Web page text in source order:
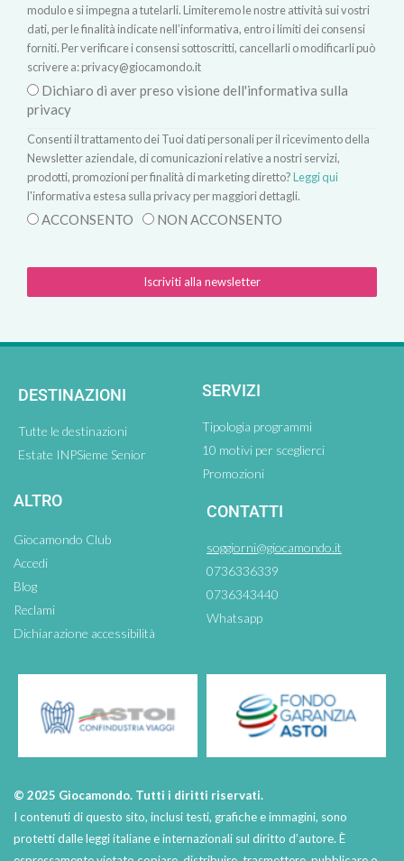
modulo e si impegna a tutelarli. Limiteremo le nostre attività sui vostri
dati, per le finalità indicate nell’informativa, entro i limiti dei consensi
forniti. Per verificare i consensi sottoscritti, cancellarli o modificarli può
scrivere a:privacy@giocamondo.it
Dichiaro di aver preso visione dell'informativa sulla
privacy
Consenti il trattamento dei Tuoi dati personali per il ricevimento della
Newsletter aziendale, di comunicazioni relative a nostri servizi,
prodotti, promozioni per finalità di marketing diretto?Leggi qui
l'informativa estesa sulla privacy per maggiori dettagli.
ACCONSENTO NON ACCONSENTO
Iscriviti alla newsletter
DESTINAZIONI
Tutte le destinazioni
Estate INPSieme Senior
SERVIZI
Tipologia programmi
10 motivi per sceglierci
Promozioni
ALTRO
Giocamondo Club
Accedi
Blog
Reclami
Dichiarazione accessibilità
CONTATTI
soggiorni@giocamondo.it
0736336339
0736343440
Whatsapp
© 2025 Giocamondo. Tutti i diritti riservati.
I contenuti di questo sito, inclusi testi, grafiche e immagini, sono
protetti dalle leggi italiane e internazionali sul diritto d’autore. È